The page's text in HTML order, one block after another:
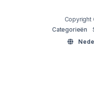
Copyright
Categorieën